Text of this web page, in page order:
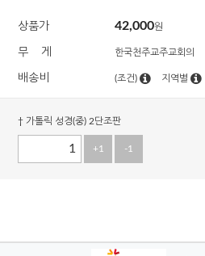
상품가 42,000원
무 게 한국천주교주교회의
배송비 (조건) 지역별
† 가톨릭 성경(중) 2단조판
+1 -1